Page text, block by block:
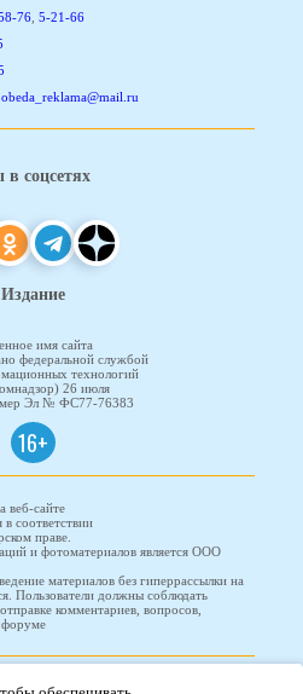
76, 5-21-66
соцсетях
Издание
имя сайта
федеральной службой
технологий
26 июля
Эл № ФС77-76383
16+
веб-сайте
соответствии
праве.
и фотоматериалов является ООО
материалов без гиперрассылки на
Пользователи должны соблюдать
комментариев, вопросов,